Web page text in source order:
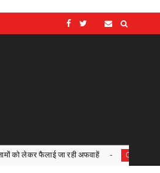
रही अफवाहें Chhattisgarh जरूरतमंदों